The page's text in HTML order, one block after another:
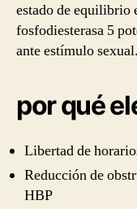
estado de equilibrio
fosfodiesterasa 5
ante estímulo sexual.
por qué
Libertad de
Reducción de
HBP